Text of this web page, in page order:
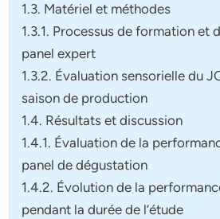
1.3. Matériel et méthodes
1.3.1. Processus de formation et
panel expert
1.3.2. Évaluation sensorielle du
saison de production
1.4. Résultats et discussion
1.4.1. Évaluation de la
panel de dégustation
1.4.2. Évolution de la
pendant la durée de l’étude